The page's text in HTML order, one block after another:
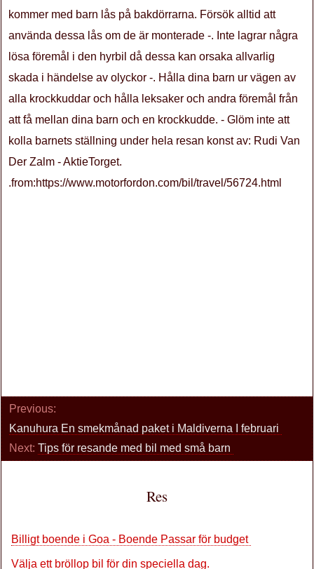
kommer med barn lås på bakdörrarna. Försök alltid att
använda dessa lås om de är monterade -. Inte lagrar några
lösa föremål i den hyrbil då dessa kan orsaka allvarlig
skada i händelse av olyckor -. Hålla dina barn ur vägen av
alla krockkuddar och hålla leksaker och andra föremål från
att få mellan dina barn och en krockkudde. - Glöm inte att
kolla barnets ställning under hela resan konst av: Rudi Van
Der Zalm - AktieTorget.
.from:https://www.motorfordon.com/bil/travel/56724.html
Previous:
Kanuhura En smekmånad paket i Maldiverna I februari
Next: Tips för resande med bil med små barn
Res
Billigt boende i Goa - Boende Passar för budget
Välja ett bröllop bil för din speciella dag.